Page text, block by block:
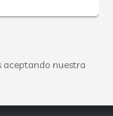
aceptando nuestra